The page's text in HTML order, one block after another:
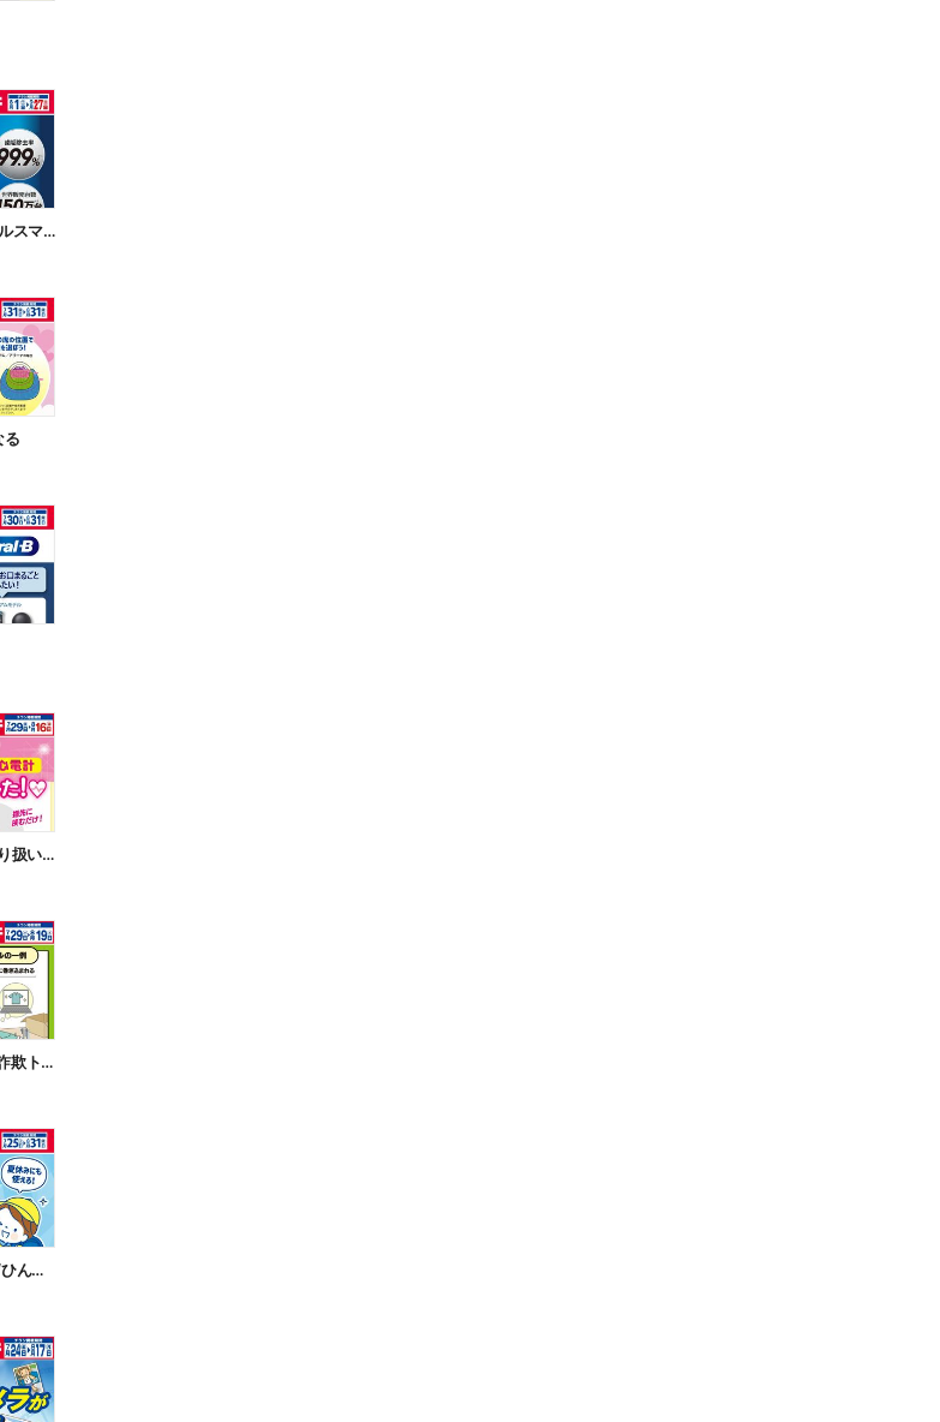
歯間スッキリ!水みがき オーラルスマイル
る
パルスオキシメータ 心電計 取り扱いを開始いたしました!
セキュリティソフトで“ネット詐欺トラブル”から守る!
\通学や外遊びでの暑さ対策に/ひんやり長続きネッククーラー